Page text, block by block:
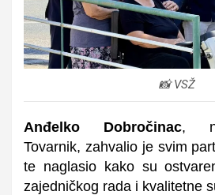
📸 VSŽ
Anđelko Dobročinac,
Tovarnik, zahvalio je svim
te naglasio kako su
zajedničkog rada i kvalitetne